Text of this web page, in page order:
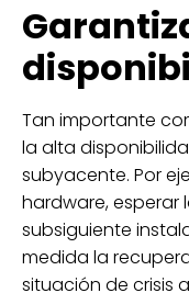
Tan importante
la alta
subyacente. Por
hardware, esperar
subsiguiente
medida la
situación de crisis